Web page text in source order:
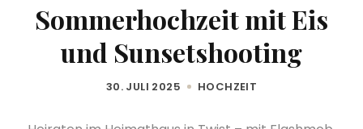
Sommerhochzeit mit Eis
und Sunsetshooting
30. JULI 2025 HOCHZEIT